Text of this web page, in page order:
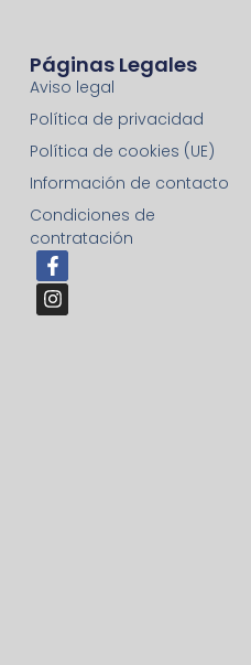
Páginas Legales
Aviso legal
Política de privacidad
Política de cookies (UE)
Información de contacto
Condiciones de
contratación
F
a
c
e
I
n
s
t